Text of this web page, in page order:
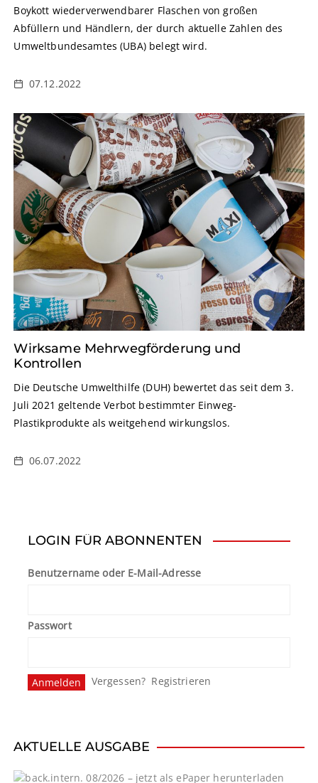
Boykott wiederverwendbarer Flaschen von großen
Abfüllern und Händlern, der durch aktuelle Zahlen des
Umweltbundesamtes (UBA) belegt wird.
07.12.2022
Wirksame Mehrwegförderung und
Kontrollen
Die Deutsche Umwelthilfe (DUH) bewertet das seit dem 3.
Juli 2021 geltende Verbot bestimmter Einweg-
Plastikprodukte als weitgehend wirkungslos.
06.07.2022
LOGIN FÜR ABONNENTEN
Benutzername oder E-Mail-Adresse
Passwort
Vergessen? Registrieren
AKTUELLE AUSGABE